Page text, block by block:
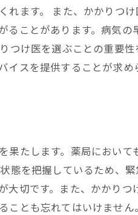
れます。 また、かかりつ
ることがあります。病気
つけ医を選ぶことの重要
スを提供することが求め
果たします。薬局におい
態を把握しているため、
切です。また、かかり
ことも忘れてはいけませ